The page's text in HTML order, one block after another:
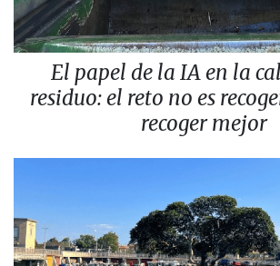
El papel de la IA en la
residuo: el reto no es
recoger mejor